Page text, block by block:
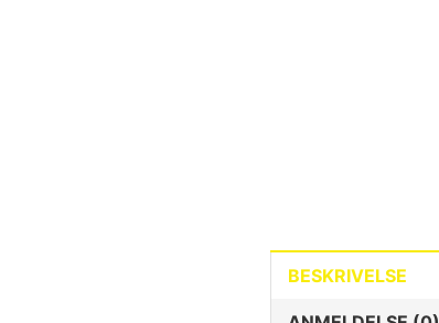
BESKRIVELSE